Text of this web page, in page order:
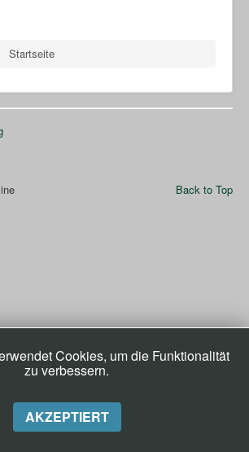
Startseite
Back to Top
Cookies, um die Funktionalität
zu verbessern.
AKZEPTIERT